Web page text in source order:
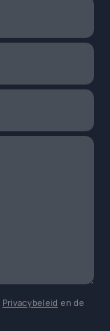
Privacybeleid en de